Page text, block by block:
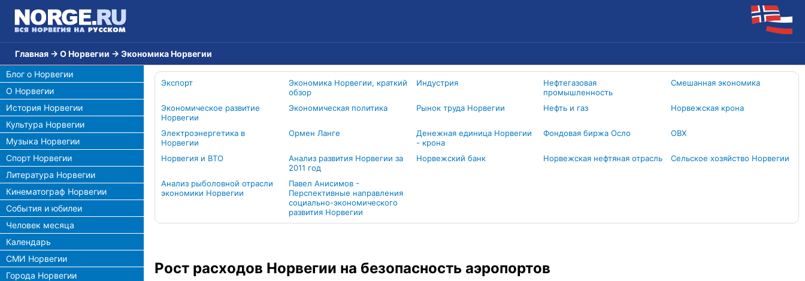
Главная → О Норвегии → Экономика Норвегии
Блог о Норвегии
О Норвегии
История Норвегии
Культура Норвегии
Музыка Норвегии
Спорт Норвегии
Литература Норвегии
Кинематограф Норвегии
События и юбилеи
Человек месяца
Календарь
СМИ Норвегии
Города Норвегии
Экспорт
Экономика Норвегии, краткий
обзор
Индустрия
Нефтегазовая
промышленность
Смешанная экономика
Экономическое развитие
Норвегии
Экономическая политика Рынок труда Норвегии Нефть и газ Норвежская крона
Электроэнергетика в
Норвегии
Ормен Ланге
Денежная единица Норвегии
- крона
Фондовая биржа Осло OBX
Норвегия и ВТО
Анализ развития Норвегии за
2011 год
Норвежский банк Норвежская нефтяная отрасль Сельское хозяйство Норвегии
Анализ рыболовной отрасли
экономики Норвегии
Павел Анисимов -
Перспективные направления
социально-экономического
развития Норвегии
Рост расходов Норвегии на безопасность аэропортов